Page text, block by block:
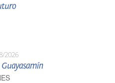
2026